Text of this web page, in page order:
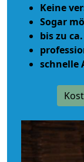
Keine
Sogar
bis zu
schnelle